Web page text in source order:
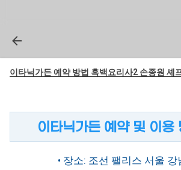
이타닉가든 예약 방법 흑백요리사2 손종원 셰
이타닉가든 예약 및 이용
• 장소: 조선 팰리스 서울